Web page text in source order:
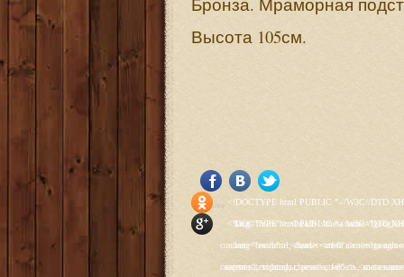
Высота 105см.
<!DOCTYPE html PUBLIC "-//W3C//DTD XHTML 1.0 Transitional//EN" "http://www.w3.org/TR/xhtml1/DTD/xhtml1-transitional.dtd"> <html xmlns="http://www.w3.org/1999/xhtml" xml:lang="ru-ru" lang="ru-ru" > <head> <meta name="google-site-verification" content="4vFPaFr8_T0N5uYcY4vh3M1DtIkbIJH6yDV7_NDqfJc" /> <base href="http://antik.1kzn.ru/" /> <meta http-equiv="content-type" content="text/html; charset=utf-8" /> <meta name="keywords" content="каталог антиквариат, часы продажа, старинные часы, напольные часы, настенные часы, каминные часы, мебель, старинные люстры, картины, торшеры, резьба, мебель, коллекционирование, чугунное литьё, предметы старины, реставрация, интерьер, модерн, классицизм, кресло, диван, мозаика, гарнитур, дуб, зеркало, светильник, канделябр, шифоньер, шкаф, буфет, комод, сундук, букинист, жирандоль, бронза" /> <meta name="rights" content="Продажа антиквариата http://antik.1kzn.ru" /> <meta name="author" content="Super User" /> <meta name="description" content="Продажа антиквариата, каталог антиквариата." /> <meta name="generator" content="Joomla! - Open Source Content Management" /> <title>Каталог антиквариата - Продажа антиквариата </title> <link rel="stylesheet" href="/plugins/system/rokbox/assets/styles/rokbox.css" type="text/css" /> <link rel="stylesheet" href="/libraries/gantry/css/grid-12.css" type="text/css" /> <link rel="stylesheet" href="/libraries/gantry/css/gantry.css" type="text/css" /> <link rel="stylesheet" href="/libraries/gantry/css/joomla.css" type="text/css" /> <link rel="stylesheet" href="/templates/rt_juxta/css/joomla.css" type="text/css" /> <link rel="stylesheet" href="/templates/rt_juxta/css/style1.css" type="text/css" /> <link rel="stylesheet" href="/templates/rt_juxta/css/demo-
<!DOCTYPE html PUBLIC "-//W3C//DTD XHTML 1.0 Transitional//EN" "http://www.w3.org/TR/xhtml1/DTD/xhtml1-transitional.dtd"> <html xmlns="http://www.w3.org/1999/xhtml" xml:lang="ru-ru" lang="ru-ru" > <head> <meta name="google-site-verification" content="4vFPaFr8_T0N5uYcY4vh3M1DtIkbIJH6yDV7_NDqfJc" /> <base href="http://antik.1kzn.ru/" /> <meta http-equiv="content-type" content="text/html; charset=utf-8" /> <meta name="keywords" content="каталог антиквариат, часы продажа, старинные часы, напольные часы, настенные часы, каминные часы, мебель, старинные люстры, картины, торшеры, резьба, мебель, коллекционирование, чугунное литьё, предметы старины, реставрация, интерьер, модерн, классицизм, кресло, диван, мозаика, гарнитур, дуб, зеркало, светильник, канделябр, шифоньер, шкаф, буфет, комод, сундук, букинист, жирандоль, бронза" /> <meta name="rights" content="Продажа антиквариата http://antik.1kzn.ru" /> <meta name="author" content="Super User" /> <meta name="description" content="Продажа антиквариата, каталог антиквариата." /> <meta name="generator" content="Joomla! - Open Source Content Management" /> <title>Каталог антиквариата - Продажа антиквариата </title> <link rel="stylesheet" href="/plugins/system/rokbox/assets/styles/rokbox.css" type="text/css" /> <link rel="stylesheet" href="/libraries/gantry/css/grid-12.css" type="text/css" /> <link rel="stylesheet" href="/libraries/gantry/css/gantry.css" type="text/css" /> <link rel="stylesheet" href="/libraries/gantry/css/joomla.css" type="text/css" /> <link rel="stylesheet" href="/templates/rt_juxta/css/joomla.css" type="text/css" /> <link rel="stylesheet" href="/templates/rt_juxta/css/style1.css" type="text/css" /> <link rel="stylesheet" href="/templates/rt_juxta/css/demo-
Social Like